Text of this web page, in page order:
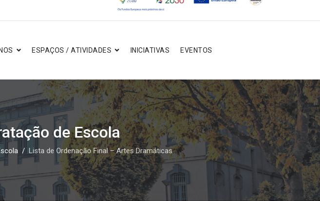
ESPAÇOS / ATIVIDADES INICIATIVAS EVENTOS
de Escola
Lista de Ordenação Final – Artes Dramáticas